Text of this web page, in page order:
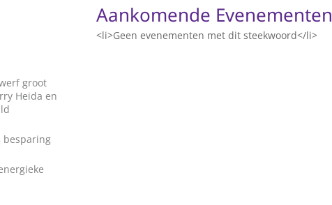
Aankomende Evenementen
<li>Geen evenementen met dit steekwoord</li>
groot
Heida en
besparing